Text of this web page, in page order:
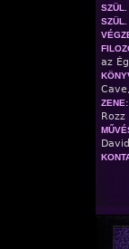
SZÜL.
SZÜL.
az
ZENE: